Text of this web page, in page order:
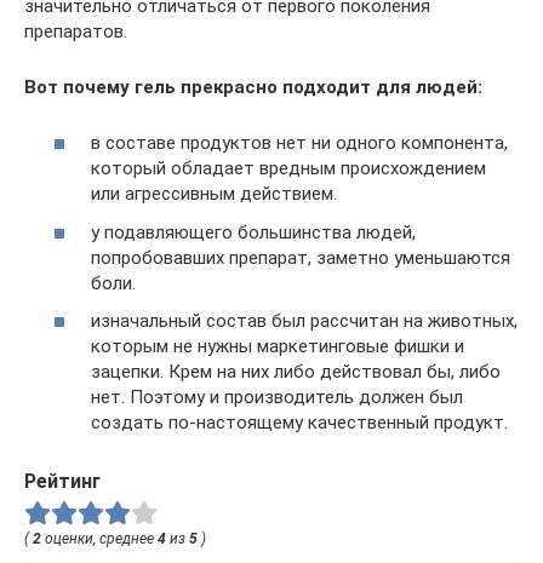
значительно отличаться от первого поколения
препаратов.
Вот почему гель прекрасно подходит для людей:
в составе продуктов нет ни одного компонента,
который обладает вредным происхождением
или агрессивным действием.
у подавляющего большинства людей,
попробовавших препарат, заметно уменьшаются
боли.
изначальный состав был рассчитан на животных,
которым не нужны маркетинговые фишки и
зацепки. Крем на них либо действовал бы, либо
нет. Поэтому и производитель должен был
создать по-настоящему качественный продукт.
Рейтинг
(2 оценки, среднее 4 из 5 )